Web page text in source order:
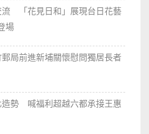
流 「花見日和」展現台日花藝
場
局前進新埔關懷慰問獨居長者
造勢 喊福利超越六都承接王惠